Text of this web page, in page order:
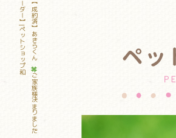
【成約済】あきらくん
ご家族様決まりました。
ー
和